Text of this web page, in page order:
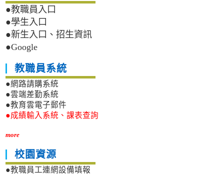
●教職員入口
●學生入口
●新生入口、招生資訊
●Google
教職員系統
●網路請購系統
●雲端差勤系統
●教育雲電子郵件
●成績輸入系統、課表查詢
more
校園資源
●教職員工連網設備填報